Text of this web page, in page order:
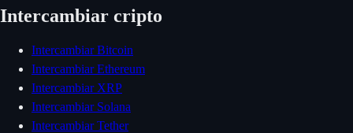
Intercambiar cripto
Intercambiar Bitcoin
Intercambiar Ethereum
Intercambiar XRP
Intercambiar Solana
Intercambiar Tether